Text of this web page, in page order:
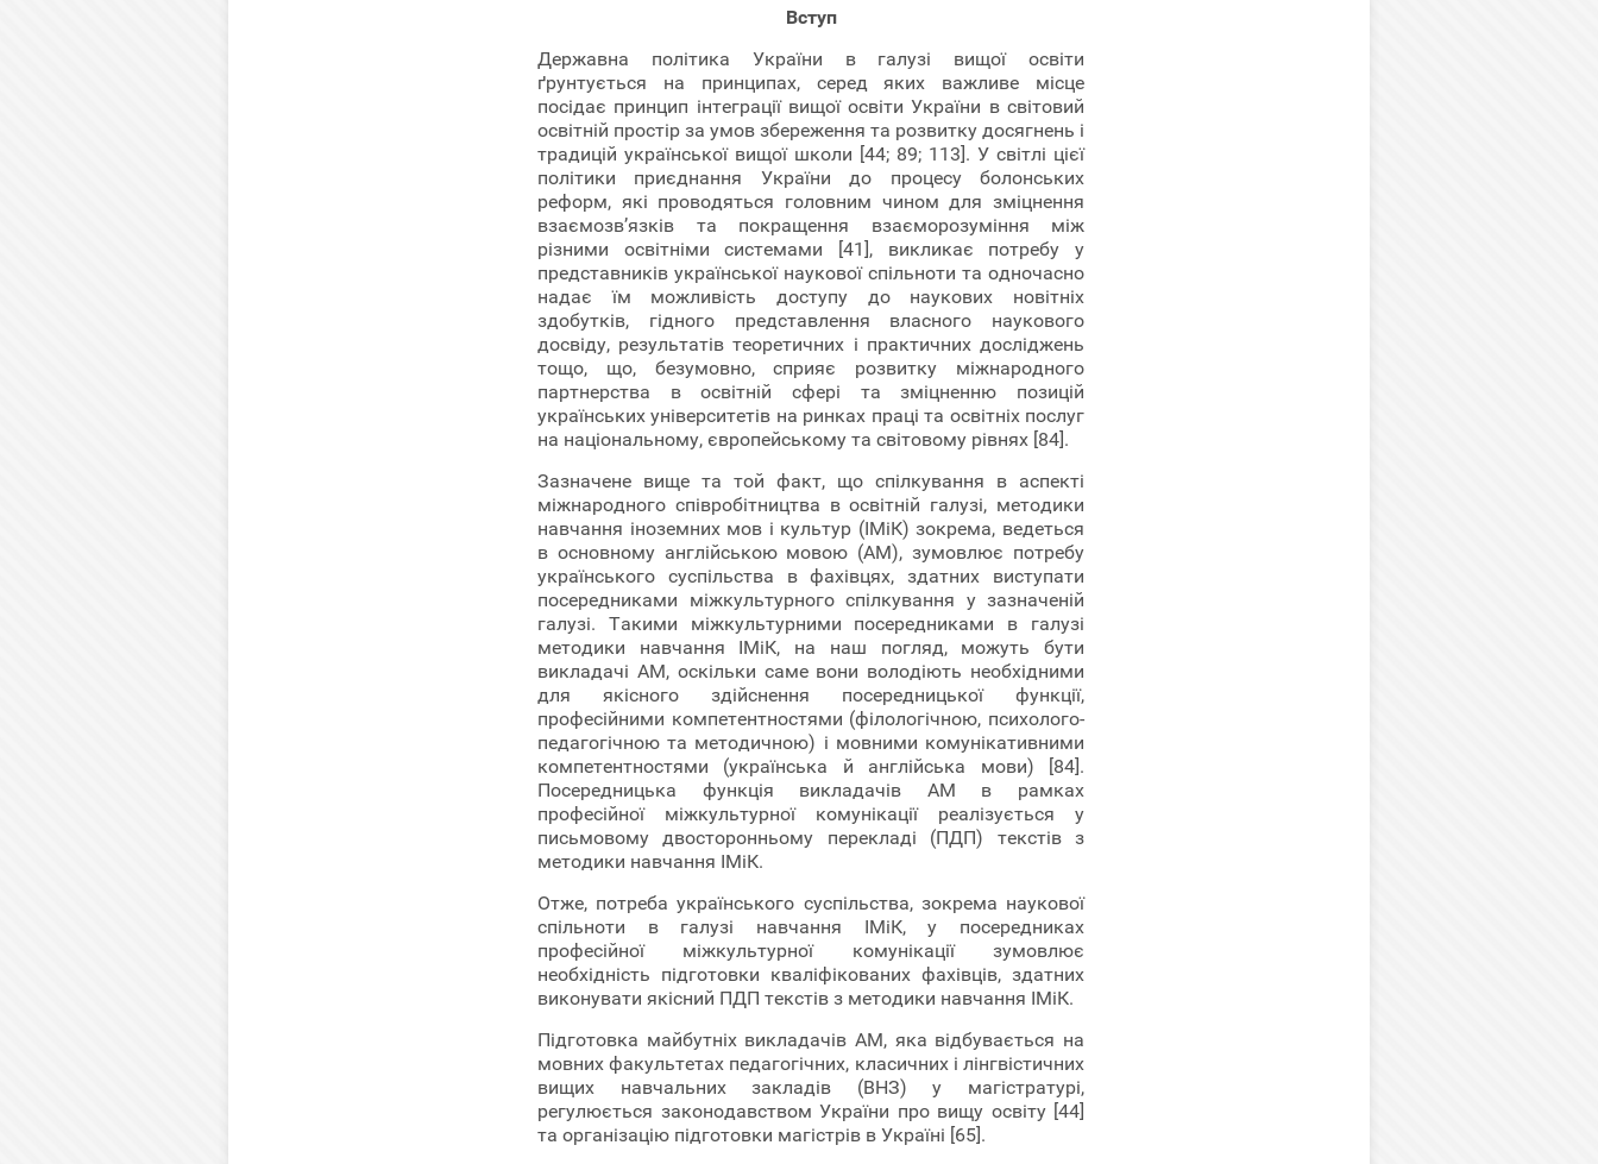
Вступ
Державна політика України в галузі вищої освіти
ґрунтується на принципах, серед яких важливе місце
посідає принцип інтеграції вищої освіти України в світовий
освітній простір за умов збереження та розвитку досягнень і
традицій української вищої школи [44; 89; 113]. У світлі цієї
політики приєднання України до процесу болонських
реформ, які проводяться головним чином для зміцнення
взаємозв’язків та покращення взаєморозуміння між
різними освітніми системами [41], викликає потребу у
представників української наукової спільноти та одночасно
надає їм можливість доступу до наукових новітніх
здобутків, гідного представлення власного наукового
досвіду, результатів теоретичних і практичних досліджень
тощо, що, безумовно, сприяє розвитку міжнародного
партнерства в освітній сфері та зміцненню позицій
українських університетів на ринках праці та освітніх послуг
на національному, європейському та світовому рівнях [84].
Зазначене вище та той факт, що спілкування в аспекті
міжнародного співробітництва в освітній галузі, методики
навчання іноземних мов і культур (ІМіК) зокрема, ведеться
в основному англійською мовою (АМ), зумовлює потребу
українського суспільства в фахівцях, здатних виступати
посередниками міжкультурного спілкування у зазначеній
галузі. Такими міжкультурними посередниками в галузі
методики навчання ІМіК, на наш погляд, можуть бути
викладачі АМ, оскільки саме вони володіють необхідними
для якісного здійснення посередницької функції,
професійними компетентностями (філологічною, психолого-
педагогічною та методичною) і мовними комунікативними
компетентностями (українська й англійська мови) [84].
Посередницька функція викладачів АМ в рамках
професійної міжкультурної комунікації реалізується у
письмовому двосторонньому перекладі (ПДП) текстів з
методики навчання ІМіК.
Отже, потреба українського суспільства, зокрема наукової
спільноти в галузі навчання ІМіК, у посередниках
професійної міжкультурної комунікації зумовлює
необхідність підготовки кваліфікованих фахівців, здатних
виконувати якісний ПДП текстів з методики навчання ІМіК.
Підготовка майбутніх викладачів АМ, яка відбувається на
мовних факультетах педагогічних, класичних і лінгвістичних
вищих навчальних закладів (ВНЗ) у магістратурі,
регулюється законодавством України про вищу освіту [44]
та організацію підготовки магістрів в Україні [65].